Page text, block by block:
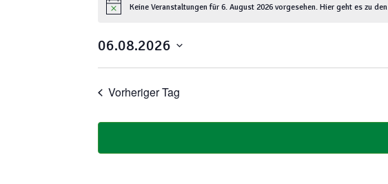
2026
HinweisKeine Veranstaltungen für 6. August 2026 vorgesehen. Hier geht es zu den
06.08.2026
Vorheriger Tag